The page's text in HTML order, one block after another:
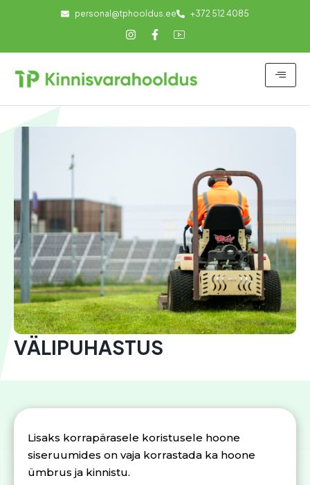
personal@tphooldus.ee +372 512 4085
VÄLIPUHASTUS
Lisaks korrapärasele koristusele hoone
siseruumides on vaja korrastada ka hoone
ümbrus ja kinnistu.